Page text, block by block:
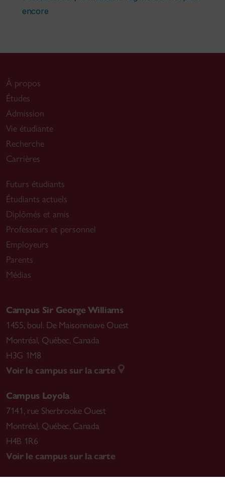
encore
À propos
Études
Admission
Vie étudiante
Recherche
Carrières
Futurs étudiants
Étudiants actuels
Diplômés et amis
Professeurs et personnel
Employeurs
Parents
Médias
Campus Sir George Williams
1455, boul. De Maisonneuve Ouest
Montréal, Québec, Canada
H3G 1M8
Voir le campus sur la carte
Campus Loyola
7141, rue Sherbrooke Ouest
Montréal, Québec, Canada
H4B 1R6
Voir le campus sur la carte